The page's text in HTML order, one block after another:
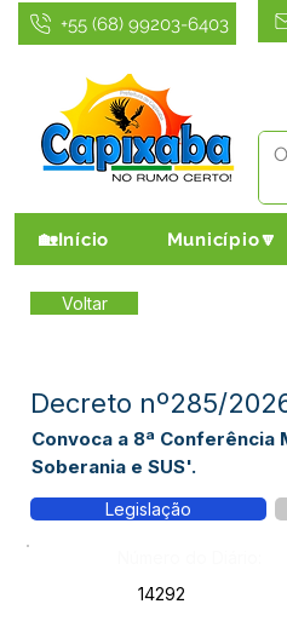
+55 (68) 99203-6403
🏡Início Município🔽
Voltar
Decreto nº285/
Convoca a 8ª Conferência
Soberania e SUS'.
Legislação
14292